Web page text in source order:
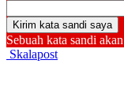
Sebuah kata sandi
Skalapost